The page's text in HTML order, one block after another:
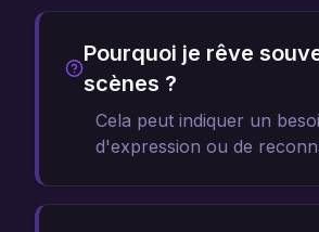
Pourquoi je rêve
scènes ?
Cela peut indiquer un
d'expression ou de